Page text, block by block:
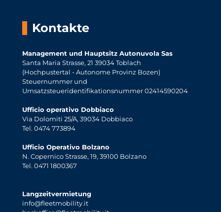
Kontakte
Management und Hauptsitz Autonuvola Sas
Santa Maria Strasse, 21 39034 Toblach
(Hochpustertal - Autonome Provinz Bozen)
Steuernummer und
Umsatzsteueridentifikationsnummer 02414590204
Ufficio operativo Dobbiaco
Via Dolomiti 25/A, 39034 Dobbiaco
Tel. 0474 773894
Ufficio Operativo Bolzano
N. Copernico Strasse, 19, 39100 Bolzano
Tel. 0471 1800367
Langzeitvermietung
info@fleetmobility.it